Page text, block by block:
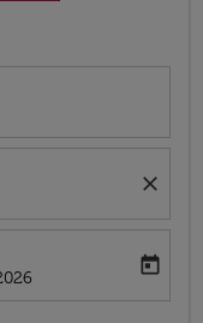
close
return-date-aria-label
today